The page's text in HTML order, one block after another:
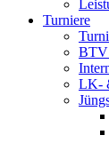
Turniere
BTV
LK-